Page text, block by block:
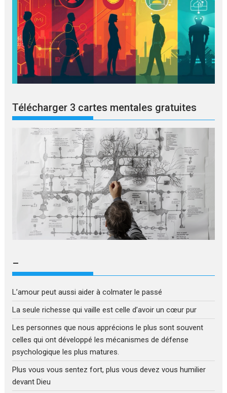
Télécharger 3 cartes mentales gratuites
–
L’amour peut aussi aider à colmater le passé
La seule richesse qui vaille est celle d’avoir un cœur pur
Les personnes que nous apprécions le plus sont souvent
celles qui ont développé les mécanismes de défense
psychologique les plus matures.
Plus vous vous sentez fort, plus vous devez vous humilier
devant Dieu